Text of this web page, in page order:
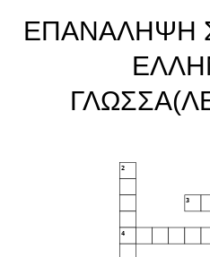
ΕΠΑΝΑΛΗΨΗ
2
3
4